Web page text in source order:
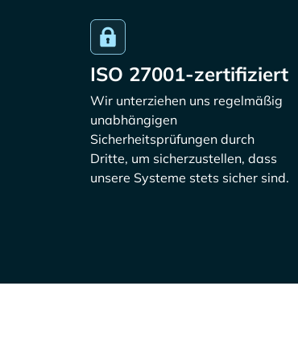
ISO 27001-zertifiziert
Wir unterziehen uns regelmäßig
unabhängigen
Sicherheitsprüfungen durch
Dritte, um sicherzustellen, dass
unsere Systeme stets sicher sind.